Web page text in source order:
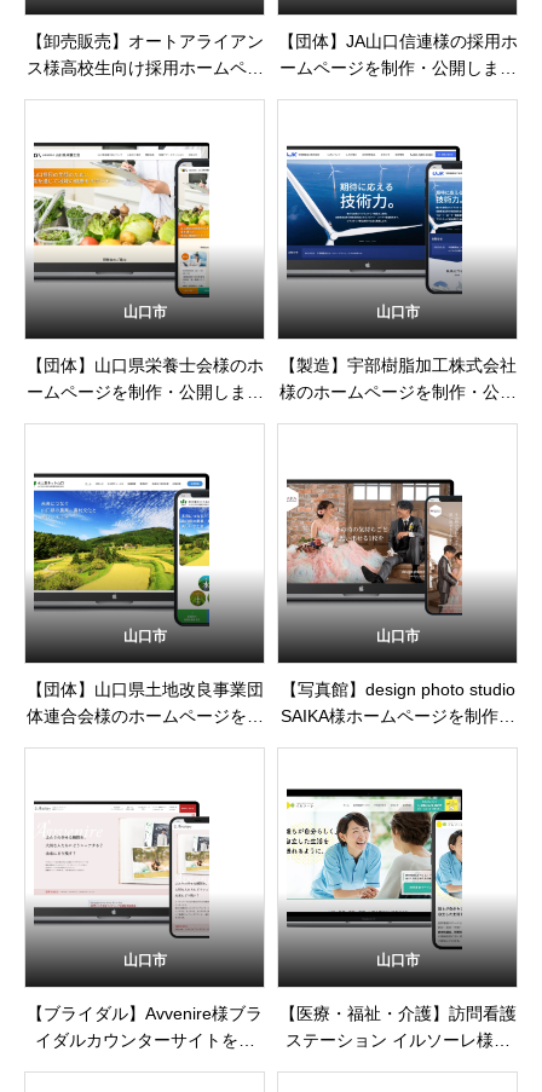
【卸売販売】オートアライアン
ス様高校生向け採用ホームペー
【団体】JA山口信連様の採用ホ
ームページを制作・公開しまし
山口市
【団体】山口県栄養士会様のホ
ームページを制作・公開しまし
山口市
【製造】宇部樹脂加工株式会社
様のホームページを制作・公開
山口市
【団体】山口県土地改良事業団
体連合会様のホームページを制
山口市
【写真館】design photo studio
SAIKA様ホームページを制作・
山口市
【ブライダル】Avvenire様ブラ
イダルカウンターサイトを制
山口市
【医療・福祉・介護】訪問看護
ステーション イルソーレ様ホ